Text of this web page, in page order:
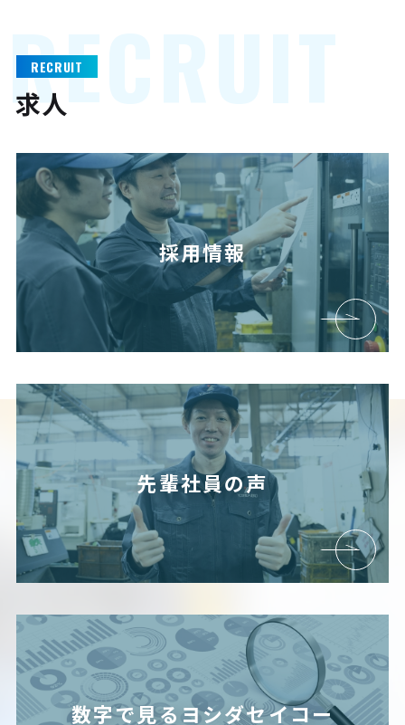
RE
RECRUIT
求人
採用情報
先輩社員の声
数字で見るヨシダセイコー